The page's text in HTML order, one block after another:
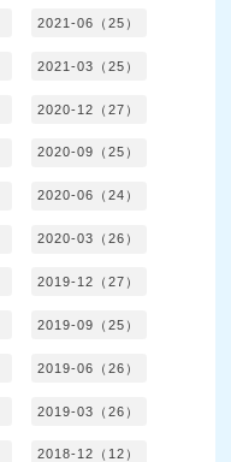
2021-06（25）
2021-03（25）
2020-12（27）
2020-09（25）
2020-06（24）
2020-03（26）
2019-12（27）
2019-09（25）
2019-06（26）
2019-03（26）
2018-12（12）